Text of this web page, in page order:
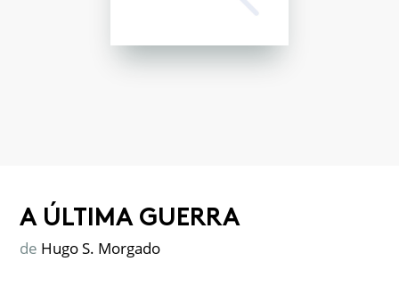
A ÚLTIMA GUERRA
de Hugo S. Morgado